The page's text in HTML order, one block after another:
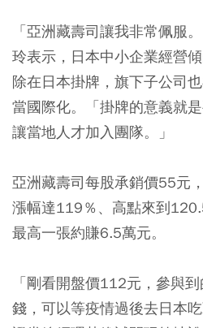
「亞洲藏壽司讓我非常佩服
玲表示，日本中小企業經營
除在日本掛牌，旗下子公司
當國際化。「掛牌的意義就
讓當地人才加入團隊。」
亞洲藏壽司每股承銷價55元
漲幅達119％、高點來到
最高一張約賺6.5萬元。
「剛看開盤價112元，參與
錢，可以等疫情過後去日本